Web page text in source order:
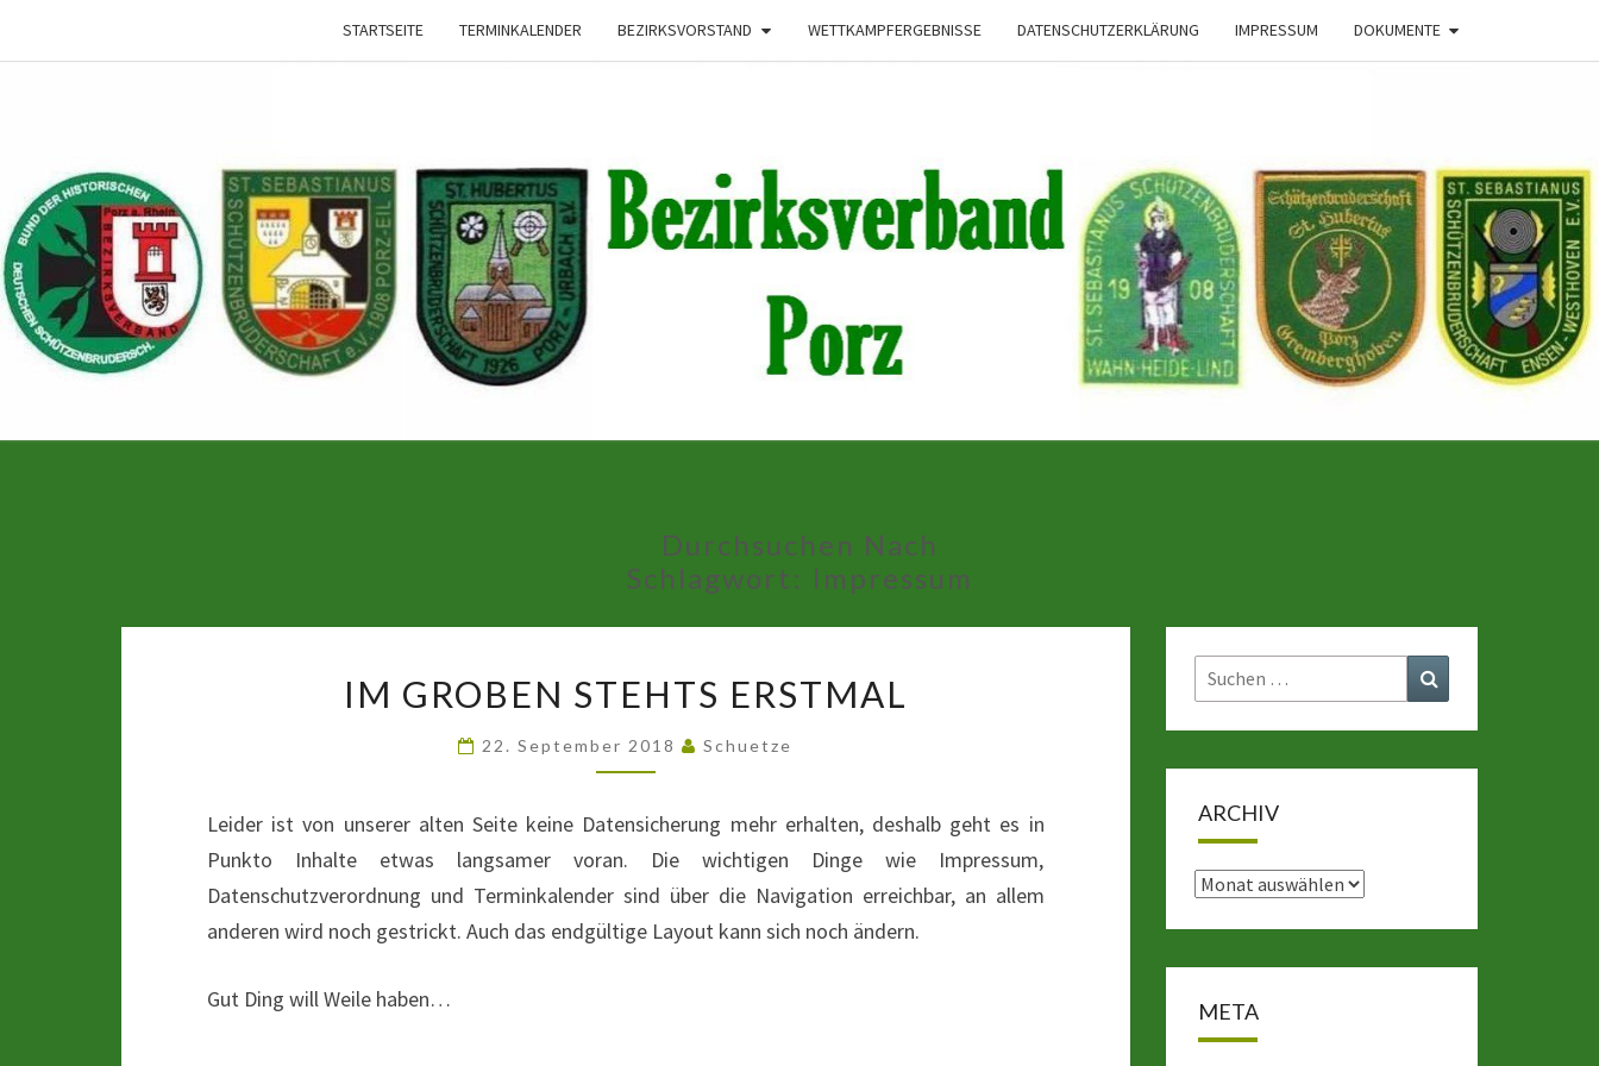
STARTSEITE TERMINKALENDER BEZIRKSVORSTAND WETTKAMPFERGEBNISSE DATENSCHUTZERKLÄRUNG IMPRESSUM DOKUMENTE
Bezirksverband Der
Schützenbruderschaften
Durchsuchen Nach
Schlagwort: Impressum
GROBEN
STEHTS
ERSTMAL
IM GROBEN STEHTS ERSTMAL
22. September 2018 Schuetze
Leider ist von unserer alten Seite keine Datensicherung mehr erhalten, deshalb geht es in
Punkto Inhalte etwas langsamer voran. Die wichtigen Dinge wie Impressum,
Datenschutzverordnung und Terminkalender sind über die Navigation erreichbar, an allem
anderen wird noch gestrickt. Auch das endgültige Layout kann sich noch ändern.
Gut Ding will Weile haben…
Suchen
nach:
ARCHIV
Archiv
META